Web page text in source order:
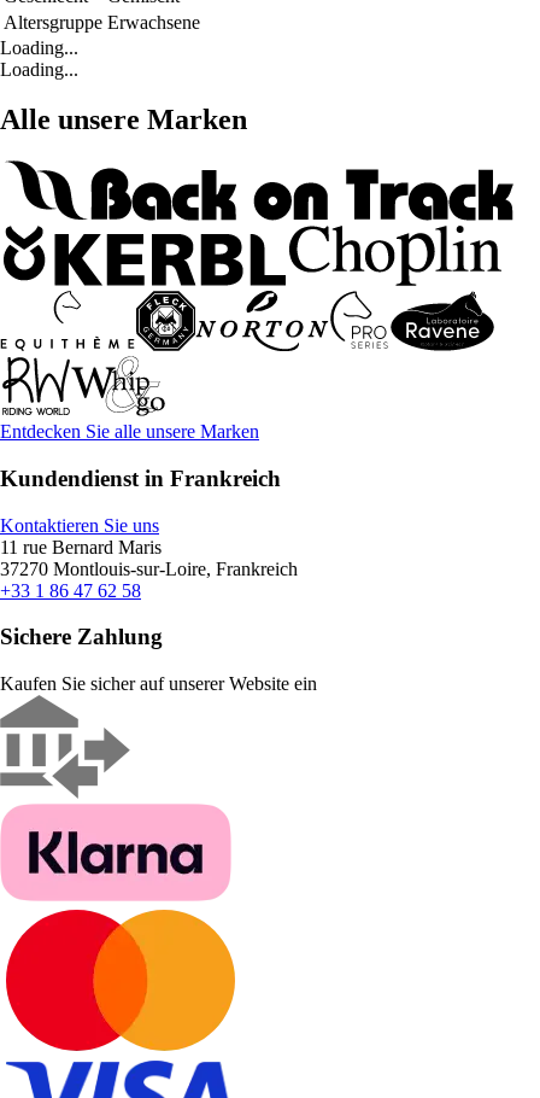
Altersgruppe Erwachsene
Loading...
Loading...
Alle unsere Marken
Entdecken Sie alle unsere Marken
Kundendienst in Frankreich
Kontaktieren Sie uns
11 rue Bernard Maris
37270 Montlouis-sur-Loire, Frankreich
+33 1 86 47 62 58
Sichere Zahlung
Kaufen Sie sicher auf unserer Website ein